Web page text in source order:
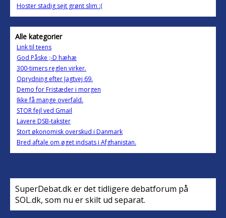
Hoster stadig sejt grønt slim :(
Alle kategorier
Link til teens
God Påske ;-D hæhæ
300-timers reglen virker.
Oprydning efter Jagtvej 69.
Demo for Fristæder i morgen
Ikke få mange overfald.
STOR fejl ved Gmail
Lavere DSB-takster
Stort økonomisk overskud i Danmark
Bred aftale om øget indsats i Afghanistan.
SuperDebat.dk er det tidligere debatforum på
SOL.dk, som nu er skilt ud separat.